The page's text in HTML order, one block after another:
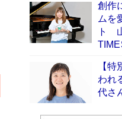
物語に幕 特装版
ンガ」も収録
美輪明宏 晩年の回
るための人生相談
メントベストセラー
「『火垂るの墓』
続けた“自責の念”
い」監督が徹底的
戦争の記憶
Book
創作
ムを
ト
【
われ
代さ